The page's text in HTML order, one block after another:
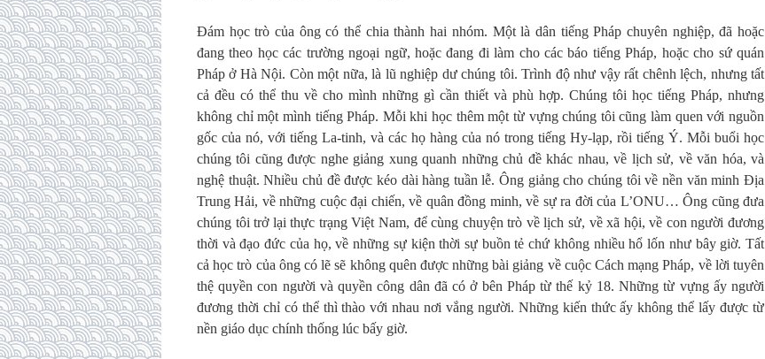
Đám học trò của ông có thể chia thành hai nhóm. Một là dân tiếng Pháp chuyên nghiệp, đã hoặc
đang theo học các trường ngoại ngữ, hoặc đang đi làm cho các báo tiếng Pháp, hoặc cho sứ quán
Pháp ở Hà Nội. Còn một nữa, là lũ nghiệp dư chúng tôi. Trình độ như vậy rất chênh lệch, nhưng tất
cả đều có thể thu về cho mình những gì cần thiết và phù hợp. Chúng tôi học tiếng Pháp, nhưng
không chỉ một mình tiếng Pháp. Mỗi khi học thêm một từ vựng chúng tôi cũng làm quen với nguồn
gốc của nó, với tiếng La-tinh, và các họ hàng của nó trong tiếng Hy-lạp, rồi tiếng Ý. Mỗi buổi học
chúng tôi cũng được nghe giảng xung quanh những chủ đề khác nhau, về lịch sử, về văn hóa, và
nghệ thuật. Nhiều chủ đề được kéo dài hàng tuần lễ. Ông giảng cho chúng tôi về nền văn minh Địa
Trung Hải, về những cuộc đại chiến, về quân đồng minh, về sự ra đời của L’ONU… Ông cũng đưa
chúng tôi trở lại thực trạng Việt Nam, để cùng chuyện trò về lịch sử, về xã hội, về con người đương
thời và đạo đức của họ, về những sự kiện thời sự buồn tẻ chứ không nhiều hổ lốn như bây giờ. Tất
cả học trò của ông có lẽ sẽ không quên được những bài giảng về cuộc Cách mạng Pháp, về lời tuyên
thệ quyền con người và quyền công dân đã có ở bên Pháp từ thế kỷ 18. Những từ vựng ấy người
đương thời chỉ có thể thì thào với nhau nơi vắng người. Những kiến thức ấy không thể lấy được từ
nền giáo dục chính thống lúc bấy giờ.